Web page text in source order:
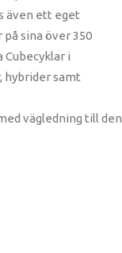
även ett eget
sina över 350
Cubecyklar i
hybrider samt
vägledning till den